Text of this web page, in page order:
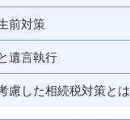
前対策
遺言執行
慮した相続税対策とは